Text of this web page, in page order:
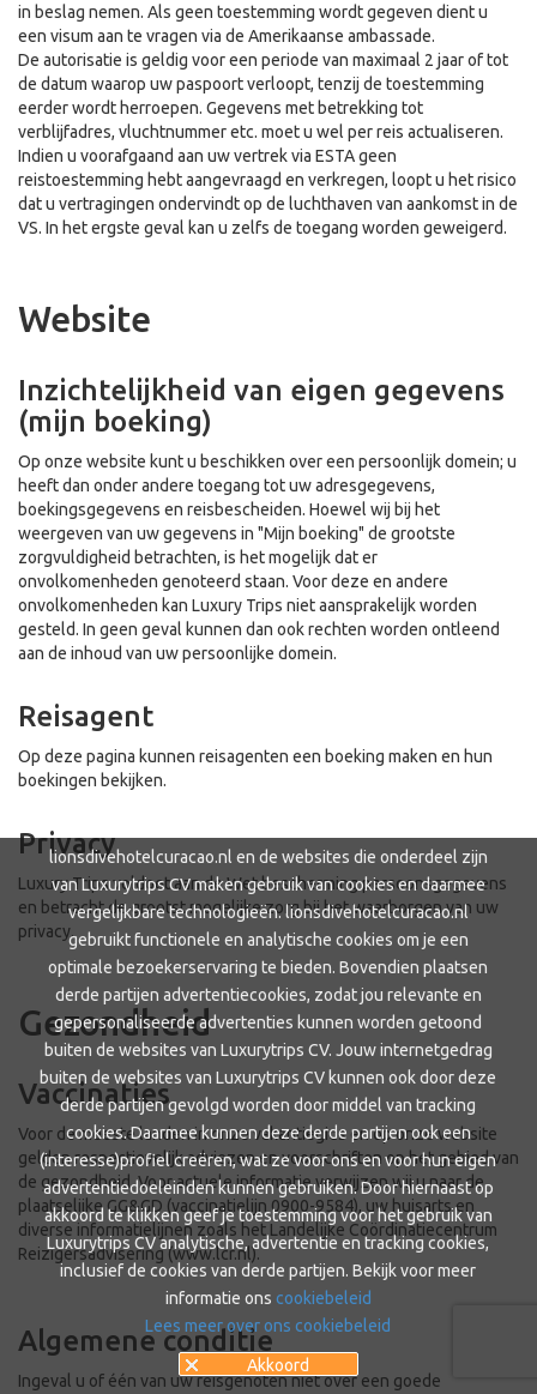
lionsdivehotelcuracao.nl en de websites die onderdeel zijn
van Luxurytrips CV maken gebruik van cookies en daarmee
vergelijkbare technologieën. lionsdivehotelcuracao.nl
gebruikt functionele en analytische cookies om je een
optimale bezoekerservaring te bieden. Bovendien plaatsen
derde partijen advertentiecookies, zodat jou relevante en
gepersonaliseerde advertenties kunnen worden getoond
buiten de websites van Luxurytrips CV. Jouw internetgedrag
buiten de websites van Luxurytrips CV kunnen ook door deze
derde partijen gevolgd worden door middel van tracking
cookies. Daarmee kunnen deze derde partijen ook een
(interesse)profiel creëren, wat ze voor ons en voor hun eigen
advertentiedoeleinden kunnen gebruiken. Door hiernaast op
akkoord te klikken geef je toestemming voor het gebruik van
Luxurytrips CV analytische, advertentie en tracking cookies,
inclusief de cookies van derde partijen. Bekijk voor meer
informatie ons cookiebeleid
Lees meer over ons cookiebeleid
Akkoord
in beslag nemen. Als geen toestemming wordt gegeven dient u
een visum aan te vragen via de Amerikaanse ambassade.
De autorisatie is geldig voor een periode van maximaal 2 jaar of tot
de datum waarop uw paspoort verloopt, tenzij de toestemming
eerder wordt herroepen. Gegevens met betrekking tot
verblijfadres, vluchtnummer etc. moet u wel per reis actualiseren.
Indien u voorafgaand aan uw vertrek via ESTA geen
reistoestemming hebt aangevraagd en verkregen, loopt u het risico
dat u vertragingen ondervindt op de luchthaven van aankomst in de
VS. In het ergste geval kan u zelfs de toegang worden geweigerd.
Website
Inzichtelijkheid van eigen gegevens
(mijn boeking)
Op onze website kunt u beschikken over een persoonlijk domein; u
heeft dan onder andere toegang tot uw adresgegevens,
boekingsgegevens en reisbescheiden. Hoewel wij bij het
weergeven van uw gegevens in "Mijn boeking" de grootste
zorgvuldigheid betrachten, is het mogelijk dat er
onvolkomenheden genoteerd staan. Voor deze en andere
onvolkomenheden kan Luxury Trips niet aansprakelijk worden
gesteld. In geen geval kunnen dan ook rechten worden ontleend
aan de inhoud van uw persoonlijke domein.
Reisagent
Op deze pagina kunnen reisagenten een boeking maken en hun
boekingen bekijken.
Privacy
Luxury Trips voldoet aan de Wet bescherming persoonsgegevens
en betracht de grootst mogelijke zorg bij het waarborgen van uw
privacy.
Gezondheid
Vaccinaties
Voor de meeste landen in onze vakantiegids en op onze website
gelden respectievelijk adviezen en voorschriften op het gebied van
de gezondheid. Voor actuele informatie verwijzen wij u naar de
plaatselijke GG&GD (vaccinatielijn 0900-9584), uw huisarts en
diverse informatielijnen zoals het Landelijke Coördinatiecentrum
Reizigersadvisering (www.lcr.nl).
Algemene conditie
Ingeval u of één van uw reisgenoten niet over een goede